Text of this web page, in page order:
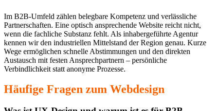
Im B2B-Umfeld zählen belegbare Kompetenz und verlässliche
Partnerschaften. Eine optisch ansprechende Website reicht nicht,
wenn die fachliche Substanz fehlt. Als inhabergeführte Agentur
kennen wir den industriellen Mittelstand der Region genau. Kurze
Wege ermöglichen schnelle Abstimmungen und den direkten
Austausch mit festen Ansprechpartnern – persönliche
Verbindlichkeit statt anonyme Prozesse.
Häufige Fragen zum Webdesign